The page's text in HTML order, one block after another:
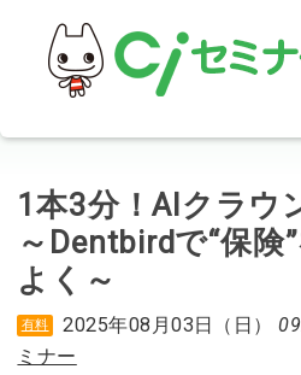
1本3分！AIクラウ
～Dentbirdで“保険
よく～
有料 2025年08月03日（日）
ミナー